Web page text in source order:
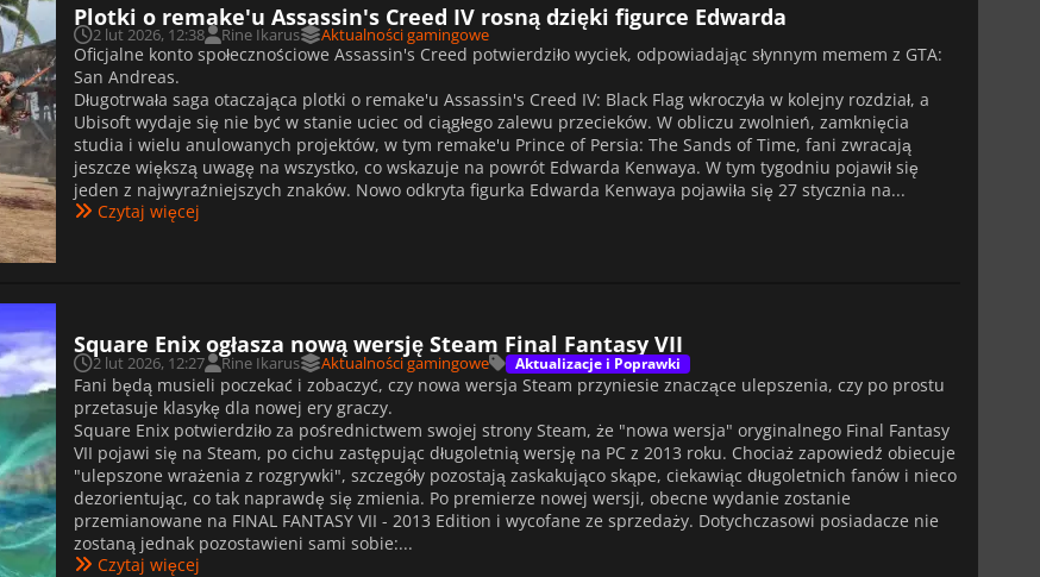
Plotki o remake'u Assassin's Creed IV rosną dzięki figurce Edwarda
2 lut 2026, 12:38 Rine Ikarus Aktualności gamingowe
Oficjalne konto społecznościowe Assassin's Creed potwierdziło wyciek, odpowiadając słynnym memem z GTA:
San Andreas.
Długotrwała saga otaczająca plotki o remake'u Assassin's Creed IV: Black Flag wkroczyła w kolejny rozdział, a
Ubisoft wydaje się nie być w stanie uciec od ciągłego zalewu przecieków. W obliczu zwolnień, zamknięcia
studia i wielu anulowanych projektów, w tym remake'u Prince of Persia: The Sands of Time, fani zwracają
jeszcze większą uwagę na wszystko, co wskazuje na powrót Edwarda Kenwaya. W tym tygodniu pojawił się
jeden z najwyraźniejszych znaków. Nowo odkryta figurka Edwarda Kenwaya pojawiła się 27 stycznia na...
Czytaj więcej
Square Enix ogłasza nową wersję Steam Final Fantasy VII
2 lut 2026, 12:27 Rine Ikarus Aktualności gamingowe Aktualizacje i Poprawki
Fani będą musieli poczekać i zobaczyć, czy nowa wersja Steam przyniesie znaczące ulepszenia, czy po prostu
przetasuje klasykę dla nowej ery graczy.
Square Enix potwierdziło za pośrednictwem swojej strony Steam, że "nowa wersja" oryginalnego Final Fantasy
VII pojawi się na Steam, po cichu zastępując długoletnią wersję na PC z 2013 roku. Chociaż zapowiedź obiecuje
"ulepszone wrażenia z rozgrywki", szczegóły pozostają zaskakująco skąpe, ciekawiąc długoletnich fanów i nieco
dezorientując, co tak naprawdę się zmienia. Po premierze nowej wersji, obecne wydanie zostanie
przemianowane na FINAL FANTASY VII - 2013 Edition i wycofane ze sprzedaży. Dotychczasowi posiadacze nie
zostaną jednak pozostawieni sami sobie:...
Czytaj więcej